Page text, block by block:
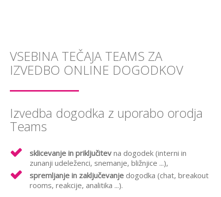
VSEBINA TEČAJA TEAMS ZA
IZVEDBO ONLINE DOGODKOV
Izvedba dogodka z uporabo orodja
Teams
sklicevanje in priključitev na dogodek (interni in
zunanji udeleženci, snemanje, bližnjice ...),
spremljanje in zaključevanje dogodka (chat, breakout
rooms, reakcije, analitika ...).